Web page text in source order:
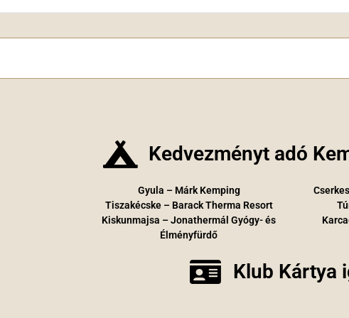
Kedvezményt adó
Gyula – Márk Kemping
Tiszakécske – Barack Therma Resort
Kiskunmajsa – Jonathermál Gyógy- és
Élményfürdő
Klub Kártya